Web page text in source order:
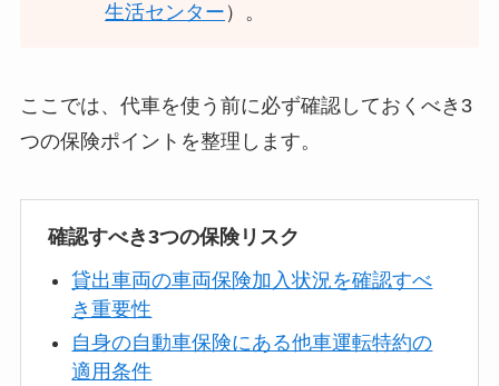
生活センター ）。
ここでは、代車を使う前に必ず確認しておくべき3
つの保険ポイントを整理します。
確認すべき3つの保険リスク
貸出車両の車両保険加入状況を確認すべ
き重要性
自身の自動車保険にある他車運転特約の
適用条件